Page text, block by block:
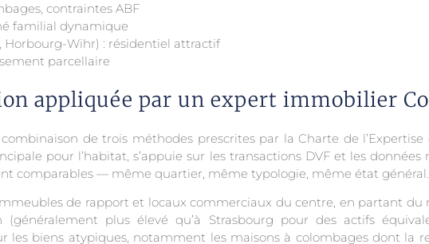
contraintes ABF
familial dynamique
Wihr) : résidentiel attractif
parcellaire
appliquée par un expert immobilier
de trois méthodes prescrites par la Charte de
pour l’habitat, s’appuie sur les transactions DVF et les données
comparables — même quartier, même typologie, même état général.
de rapport et locaux commerciaux du centre, en partant du
plus élevé qu’à Strasbourg pour des actifs
biens atypiques, notamment les maisons à colombages dont la